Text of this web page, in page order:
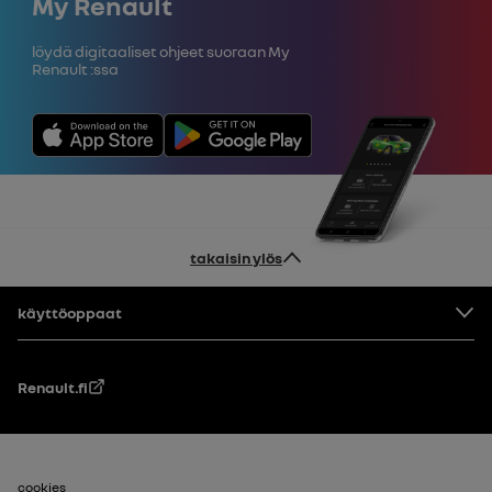
Löydä digitaaliset ohjeet suoraan My
Renault :ssa
takaisin ylös
Alatunniste
käyttöoppaat
Renault.fi
cookies